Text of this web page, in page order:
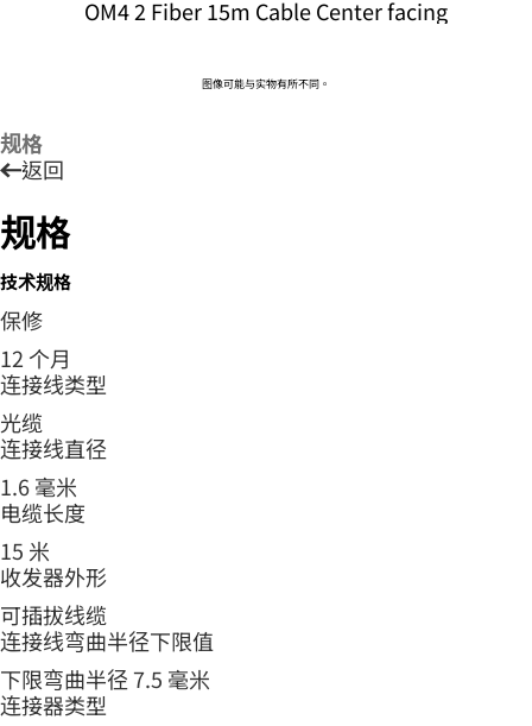
前往 HPE 商店浏览、配置和订购。
立即购买
图像可能与实物有所不同。
规格
返回
规格
技术规格
保修
12 个月
连接线类型
光缆
连接线直径
1.6 毫米
电缆长度
15 米
收发器外形
可插拔线缆
连接线弯曲半径下限值
下限弯曲半径 7.5 毫米
连接器类型